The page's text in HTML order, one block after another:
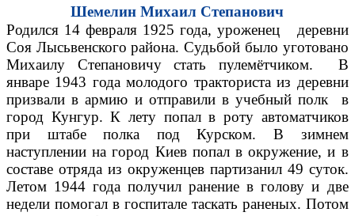
Шемелин Михаил Степанович
Родился 14 февраля 1925 года, уроженец деревни
Соя Лысьвенского района. Судьбой было уготовано
Михаилу Степановичу стать пулемётчиком. В
январе 1943 года молодого тракториста из деревни
призвали в армию и отправили в учебный полк в
город Кунгур. К лету попал в роту автоматчиков
при штабе полка под Курском. В зимнем
наступлении на город Киев попал в окружение, и в
составе отряда из окруженцев партизанил 49 суток.
Летом 1944 года получил ранение в голову и две
недели помогал в госпитале таскать раненых. Потом